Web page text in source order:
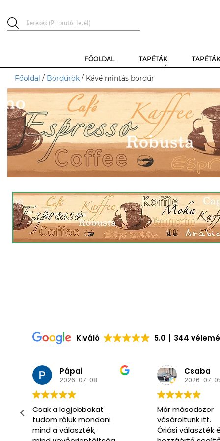
FŐOLDAL TAPÉTÁK
Főoldal / Bordűrök / Kávé mintás bordűr
Kiváló 5.0 344
Pápai
2026-07-08
Csak a legjobbakat
tudom róluk mondani
mind a választék,
Csaba
2026-07-
Már másodszor
vásároltunk itt.
Óriási választék